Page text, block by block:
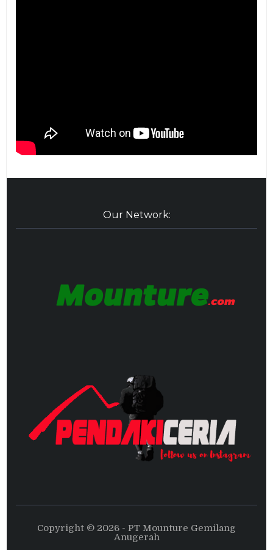
Our Network:
Copyright © 2026 - PT Mounture Gemilang
Anugerah